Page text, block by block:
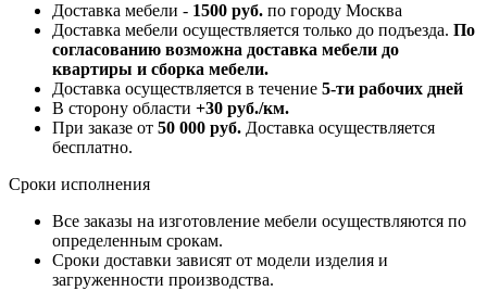
Доставка мебели - 1500 руб. по городу Москва
Доставка мебели осуществляется только до подъезда. По
согласованию возможна доставка мебели до
квартиры и сборка мебели.
Доставка осуществляется в течение 5-ти рабочих дней
В сторону области +30 руб./км.
При заказе от 50 000 руб. Доставка осуществляется
бесплатно.
Сроки исполнения
Все заказы на изготовление мебели осуществляются по
определенным срокам.
Сроки доставки зависят от модели изделия и
загруженности производства.